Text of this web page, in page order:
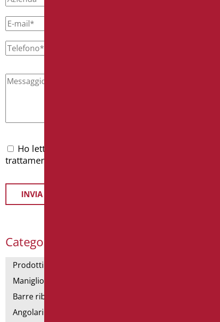
Categorie Prodotti
Prodotti con dichiarazione CAM
Maniglioni di sostegno
Barre ribaltabili e fisse
Angolari doccia e vasca
Ho letto l'
trattamento dei dati personali